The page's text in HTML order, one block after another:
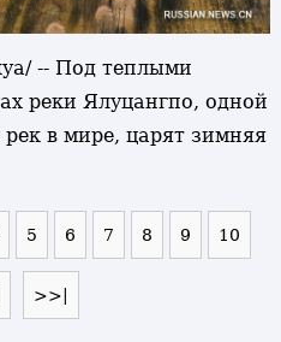
-- Под теплыми
реки Ялуцангпо, одной
в мире, царят зимняя
5 6 7 8 9 10
>>|